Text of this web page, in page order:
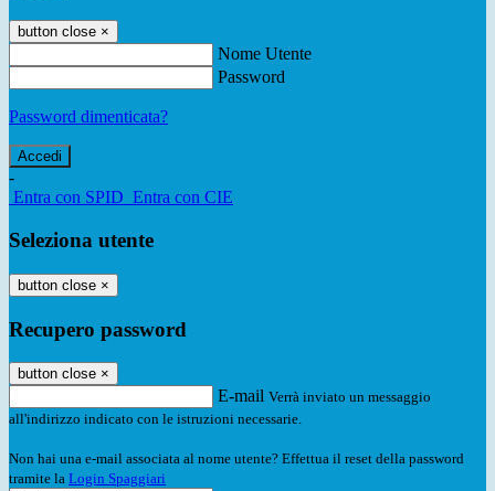
button close ×
Nome Utente
Password
Password dimenticata?
-
Entra con SPID Entra con CIE
Seleziona utente
button close ×
Recupero password
button close ×
E-mail Verrà inviato un messaggio
all'indirizzo indicato con le istruzioni necessarie.
Non hai una e-mail associata al nome utente? Effettua il reset della password
tramite la Login Spaggiari